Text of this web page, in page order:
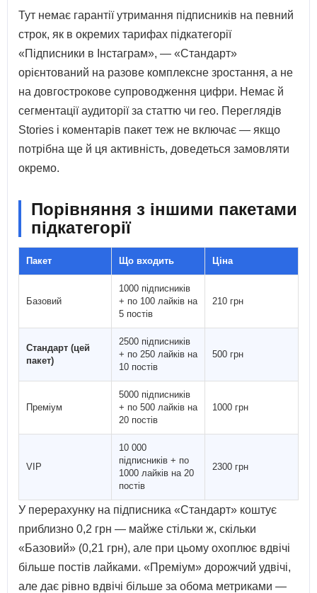
Тут немає гарантії утримання підписників на певний
строк, як в окремих тарифах підкатегорії
«Підписники в Інстаграм», — «Стандарт»
орієнтований на разове комплексне зростання, а не
на довгострокове супроводження цифри. Немає й
сегментації аудиторії за статтю чи гео. Переглядів
Stories і коментарів пакет теж не включає — якщо
потрібна ще й ця активність, доведеться замовляти
окремо.
Порівняння з іншими пакетами
підкатегорії
Пакет Що входить Ціна
Базовий
1000 підписників
+ по 100 лайків на
5 постів
210 грн
Стандарт (цей
пакет)
2500 підписників
+ по 250 лайків на
10 постів
500 грн
Преміум
5000 підписників
+ по 500 лайків на
20 постів
1000 грн
VIP
10 000
підписників + по
1000 лайків на 20
постів
2300 грн
У перерахунку на підписника «Стандарт» коштує
приблизно 0,2 грн — майже стільки ж, скільки
«Базовий» (0,21 грн), але при цьому охоплює вдвічі
більше постів лайками. «Преміум» дорожчий удвічі,
але дає рівно вдвічі більше за обома метриками —